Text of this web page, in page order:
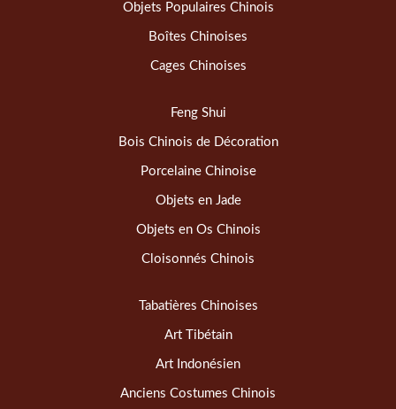
Objets Populaires Chinois
Boîtes Chinoises
Cages Chinoises
Feng Shui
Bois Chinois de Décoration
Porcelaine Chinoise
Objets en Jade
Objets en Os Chinois
Cloisonnés Chinois
Tabatières Chinoises
Art Tibétain
Art Indonésien
Anciens Costumes Chinois